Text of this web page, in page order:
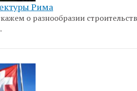
Рима
о разнообразии